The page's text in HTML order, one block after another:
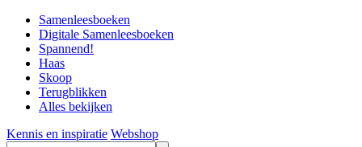
Samenleesboeken
Digitale Samenleesboeken
Spannend!
Haas
Skoop
Terugblikken
Alles bekijken
Kennis en inspiratie Webshop